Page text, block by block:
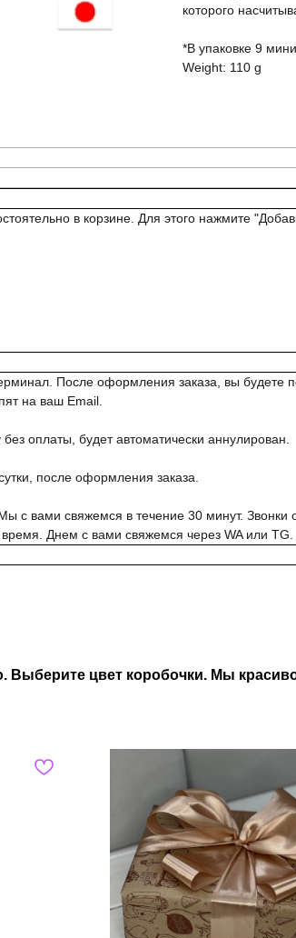
которого
*В упаковке 9
Weight: 110 g
в корзине. Для этого нажмите
После оформления заказа, вы
на ваш Email.
оплаты, будет автоматически аннулирован.
после оформления заказа.
с вами свяжемся в течение 30 минут. Звонки
Днем с вами свяжемся через WA или TG.
цвет коробочки. Мы